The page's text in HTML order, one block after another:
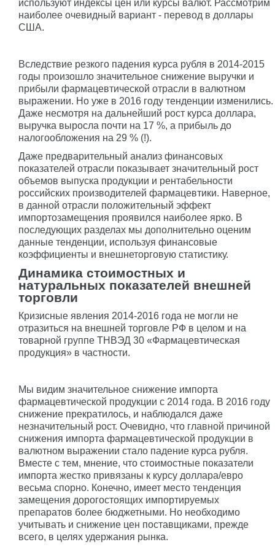
используют индексы цен или курсы валют. Рассмотрим
наиболее очевидный вариант - перевод в доллары
США.
Вследствие резкого падения курса рубля в 2014-2015
годы произошло значительное снижение выручки и
прибыли фармацевтической отрасли в валютном
выражении. Но уже в 2016 году тенденции изменились.
Даже несмотря на дальнейший рост курса доллара,
выручка выросла почти на 17 %, а прибыль до
налогообложения на 29 % (!).
Даже предварительный анализ финансовых
показателей отрасли показывает значительный рост
объемов выпуска продукции и рентабельности
российских производителей фармацевтики. Наверное,
в данной отрасли положительный эффект
импортозамещения проявился наиболее ярко. В
последующих разделах мы дополнительно оценим
данные тенденции, используя финансовые
коэффициенты и внешнеторговую статистику.
Динамика стоимостных и
натуральных показателей внешней
торговли
Кризисные явления 2014-2016 года не могли не
отразиться на внешней торговле РФ в целом и на
товарной группе ТНВЭД 30 «Фармацевтическая
продукция» в частности.
Мы видим значительное снижение импорта
фармацевтической продукции с 2014 года. В 2016 году
снижение прекратилось, и наблюдался даже
незначительный рост. Очевидно, что главной причиной
снижения импорта фармацевтической продукции в
валютном выражении стало падение курса рубля.
Вместе с тем, мнение, что стоимостные показатели
импорта жестко привязаны к курсу доллара/евро
весьма спорно. Конечно, имеет место тенденция
замещения дорогостоящих импортируемых
препаратов более бюджетными. Но необходимо
учитывать и снижение цен поставщиками, прежде
всего, в целях удержания рынка.